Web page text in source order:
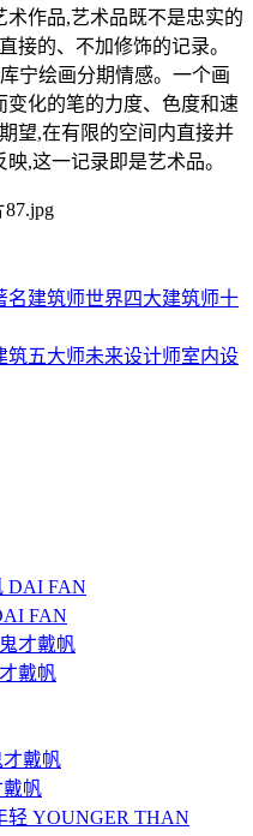
作品,艺术品既不是忠实的
接的、不加修饰的记录。
宁绘画分期情感。一个画
变化的笔的力度、色度和速
望,在有限的空间内直接并
,这一记录即是艺术品。
建筑师世界四大建筑师十
五大师未来设计师室内设
FAN
戴帆
帆